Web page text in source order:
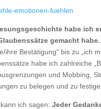
habe ich
gemacht habe.
ihre Bestätigung“ bis zu „ich
habe ich zahlreiche
und Mobbing,
zu belegen und zu
ich sagen:Jeder